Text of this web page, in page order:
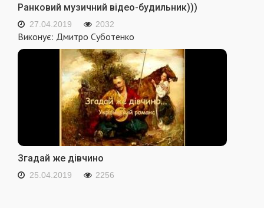
Ранковий музичний відео-будильник)))
27.04.2019 2032
Виконує: Дмитро Суботенко
Згадай же дівчино
25.04.2019 2256